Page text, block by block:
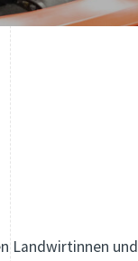
Landwirtinnen und